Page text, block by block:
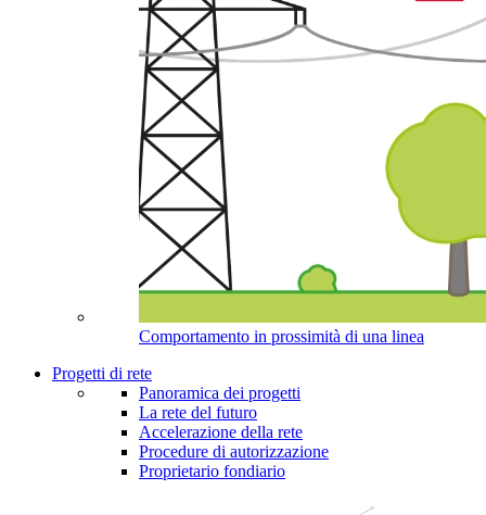
Comportamento in prossimità di una linea
Progetti di rete
Panoramica dei progetti
La rete del futuro
Accelerazione della rete
Procedure di autorizzazione
Proprietario fondiario